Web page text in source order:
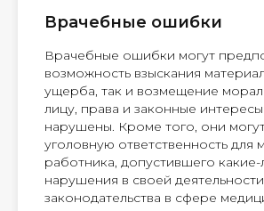
Врачебные ошибки
Врачебные ошибки могут
возможность взыскания
ущерба, так и возмещение
лицу, права и законные
нарушены. Кроме того, они
уголовную ответственность для
работника, допустившего
нарушения в своей
законодательства в сфере